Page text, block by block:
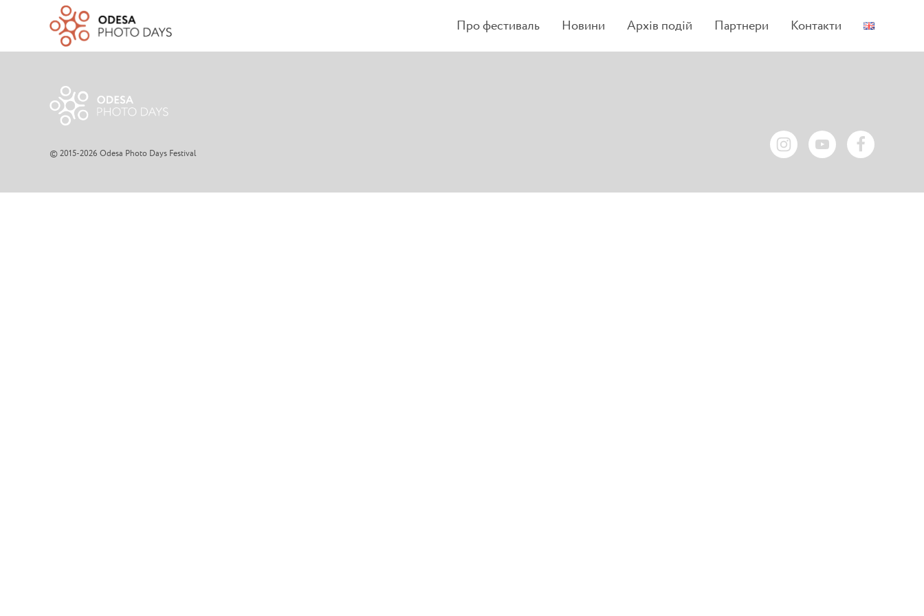
Про фестиваль Новини Архів подій Партнери Контакти
© 2015-2026 Odesa Photo Days Festival